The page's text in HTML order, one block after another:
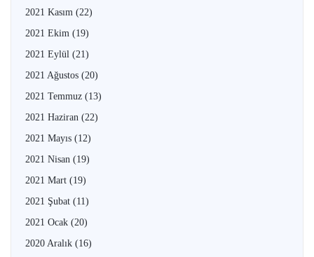
2021 Kasım (22)
2021 Ekim (19)
2021 Eylül (21)
2021 Ağustos (20)
2021 Temmuz (13)
2021 Haziran (22)
2021 Mayıs (12)
2021 Nisan (19)
2021 Mart (19)
2021 Şubat (11)
2021 Ocak (20)
2020 Aralık (16)